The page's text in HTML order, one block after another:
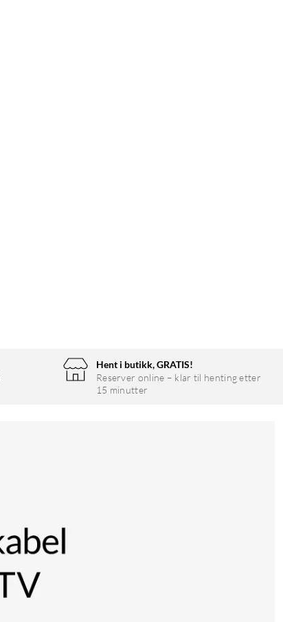
Hent i butikk, GRATIS!
Reserver online – klar til henting etter
15 minutter